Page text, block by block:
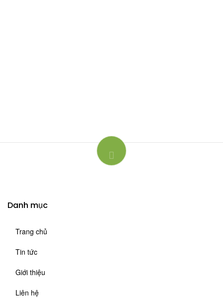
Danh mục
Trang chủ
Tin tức
Giới thiệu
Liên hệ